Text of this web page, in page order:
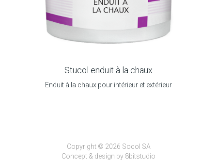
Stucol enduit à la chaux
Enduit à la chaux pour intérieur et extérieur
Copyright © 2026 Socol SA
Concept & design by 8bitstudio